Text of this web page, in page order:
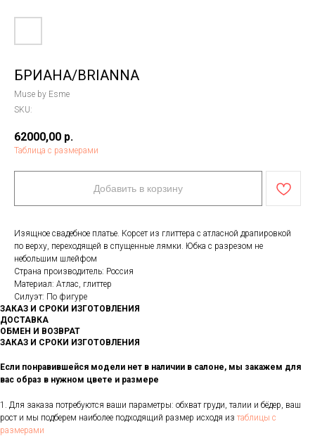
БРИАНА/BRIANNA
Muse by Esme
SKU:
62000,00 р.
Таблица с размерами
Добавить в корзину
Изящное свадебное платье. Корсет из глиттера с атласной драпировкой
по верху, переходящей в спущенные лямки. Юбка с разрезом не
небольшим шлейфом
Страна производитель: Россия
Материал: Атлас, глиттер
Силуэт: По фигуре
ЗАКАЗ И СРОКИ ИЗГОТОВЛЕНИЯ
ДОСТАВКА
ОБМЕН И ВОЗВРАТ
ЗАКАЗ И СРОКИ ИЗГОТОВЛЕНИЯ
Если понравившейся модели нет в наличии в салоне, мы закажем для
вас образ в нужном цвете и размере
1. Для заказа потребуются ваши параметры: обхват груди, талии и бёдер, ваш
рост и мы подберем наиболее подходящий размер исходя из таблицы с
размерами